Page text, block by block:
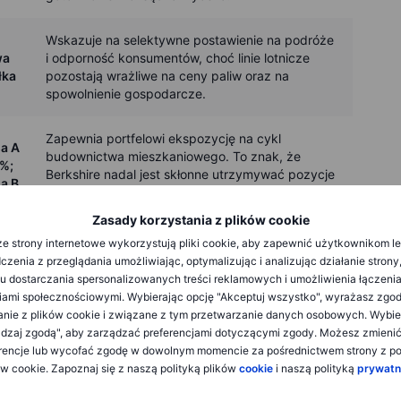
Zasady korzystania z plików cookie
strony internetowe wykorzystują pliki cookie, aby zapewnić użytkownikom
z przeglądania umożliwiając, optymalizując i analizując działanie
dostarczania spersonalizowanych treści reklamowych i umożliwienia
społecznościowymi. Wybierając opcję "Akceptuj wszystko", wyrażasz
z plików cookie i związane z tym przetwarzanie danych osobowych.
zgodą", aby zarządzać preferencjami dotyczącymi zgody. Możesz
lub wycofać zgodę w dowolnym momencie za pośrednictwem strony z
cookie. Zapoznaj się z naszą polityką plików cookie i naszą polityką
Wskazuje na selektywne postawienie na podróże
i odporność konsumentów, choć linie lotnicze
pozostają wrażliwe na ceny paliw oraz na
spowolnienie gospodarcze.
A
B
Zapewnia portfelowi ekspozycję na cykl
budownictwa mieszkaniowego. To znak, że
Berkshire nadal jest skłonne utrzymywać pozycje
Dlaczego to ważne: to mała pozycja jak na
Berkshire, ale ciekawy, selektywny zakład na
konsumenta i handel detaliczny. Wielkość
sugeruje raczej „pozycję do obserwacji” niż
sygnał dla całego portfela.
Niewielki, ale intrygujący sygnał dotyczący